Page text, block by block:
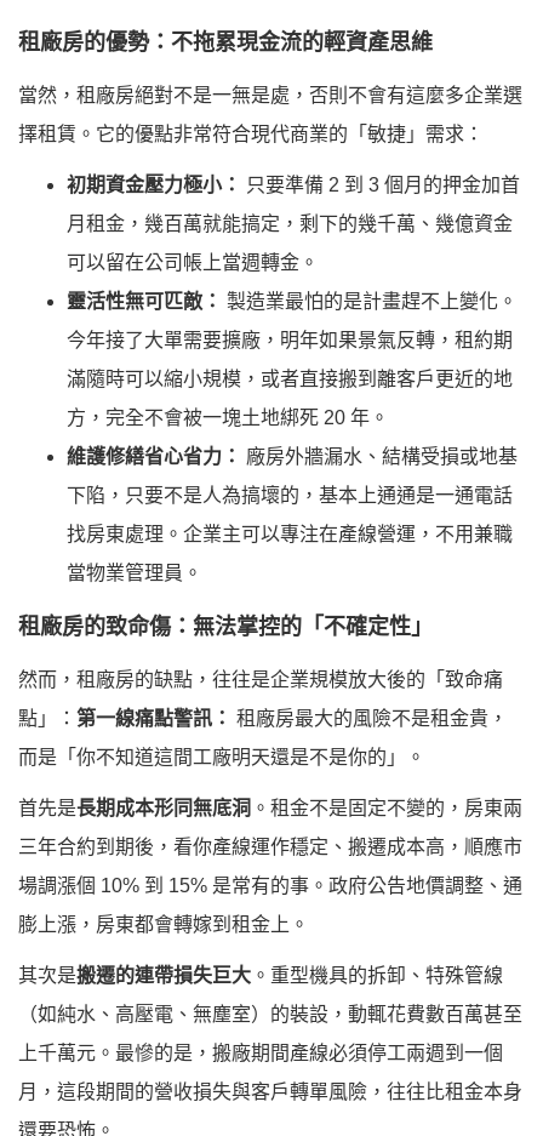
租廠房的優勢：不拖累現金流的輕資產思維
當然，租廠房絕對不是一無是處，否則不會有這麼多企業選
擇租賃。它的優點非常符合現代商業的「敏捷」需求：
初期資金壓力極小：
只要準備 2 到 3 個月的押金加首
月租金，幾百萬就能搞定，剩下的幾千萬、幾億資金
可以留在公司帳上當週轉金。
靈活性無可匹敵： 製造業最怕的是計畫趕不上變化。
今年接了大單需要擴廠，明年如果景氣反轉，租約期
滿隨時可以縮小規模，或者直接搬到離客戶更近的地
方，完全不會被一塊土地綁死 20 年。
維護修繕省心省力：
廠房外牆漏水、結構受損或地基
下陷，只要不是人為搞壞的，基本上通通是一通電話
找房東處理。企業主可以專注在產線營運，不用兼職
當物業管理員。
租廠房的致命傷：無法掌控的「不確定性」
然而，租廠房的缺點，往往是企業規模放大後的「致命痛
點」： 第一線痛點警訊： 租廠房最大的風險不是租金貴，
而是「你不知道這間工廠明天還是不是你的」。
首先是長期成本形同無底洞 。租金不是固定不變的，房東兩
三年合約到期後，看你產線運作穩定、搬遷成本高，順應市
場調漲個 10% 到 15% 是常有的事。政府公告地價調整、通
膨上漲，房東都會轉嫁到租金上。
其次是搬遷的連帶損失巨大 。重型機具的拆卸、特殊管線
（如純水、高壓電、無塵室）的裝設，動輒花費數百萬甚至
上千萬元。最慘的是，搬廠期間產線必須停工兩週到一個
月，這段期間的營收損失與客戶轉單風險，往往比租金本身
還要恐怖。